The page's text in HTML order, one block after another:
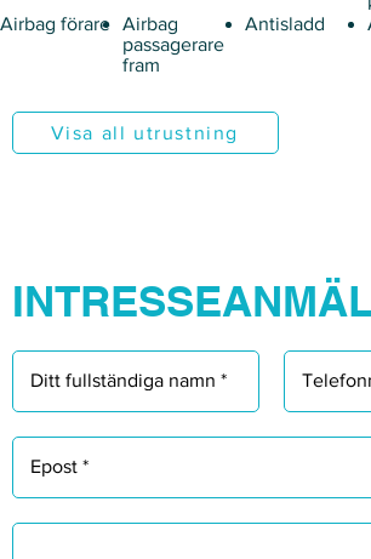
Airbag förare Airbag
passagerare
fram
Antisladd
Visa all utrustning